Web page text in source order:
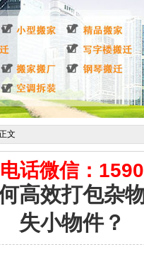
文
电话微信：
高效打包杂
失小物件？